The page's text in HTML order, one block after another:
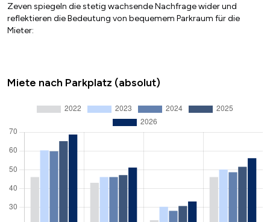
Zeven spiegeln die stetig wachsende Nachfrage wider und
reflektieren die Bedeutung von bequemem Parkraum für die
Mieter:
Miete nach Parkplatz (absolut)